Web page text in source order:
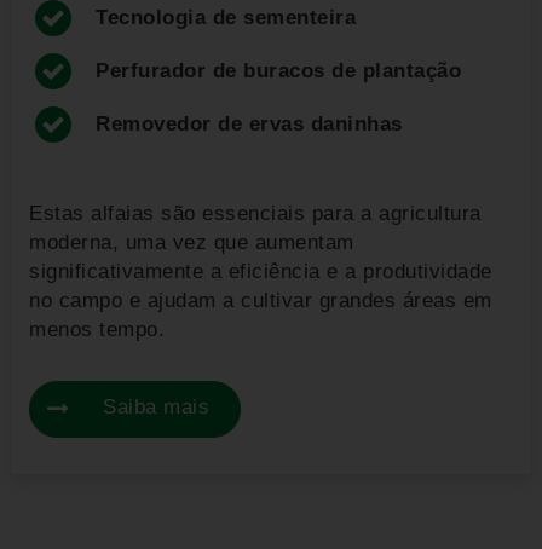
Tecnologia de sementeira
Perfurador de buracos de plantação
Removedor de ervas daninhas
Estas alfaias são essenciais para a agricultura
moderna, uma vez que aumentam
significativamente a eficiência e a produtividade
no campo e ajudam a cultivar grandes áreas em
menos tempo.
Saiba mais